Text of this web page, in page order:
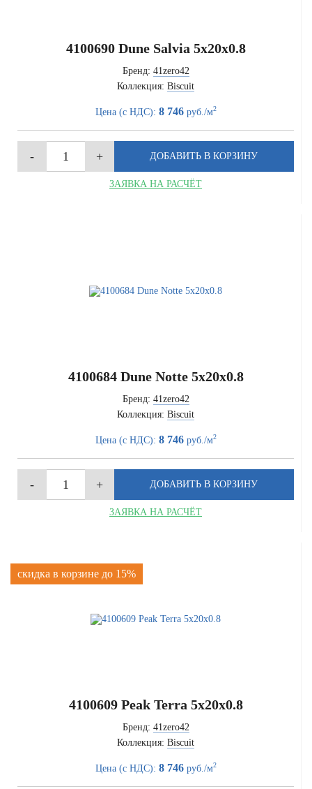
4100690 Dune Salvia 5x20x0.8
Бренд: 41zero42
Коллекция: Biscuit
Цена (с НДС): 8 746руб./м2
ЗАЯВКА НА РАСЧЁТ
4100684 Dune Notte 5x20x0.8
Бренд: 41zero42
Коллекция: Biscuit
Цена (с НДС): 8 746руб./м2
ЗАЯВКА НА РАСЧЁТ
скидка в корзине до 15%
4100609 Peak Terra 5x20x0.8
Бренд: 41zero42
Коллекция: Biscuit
Цена (с НДС): 8 746руб./м2